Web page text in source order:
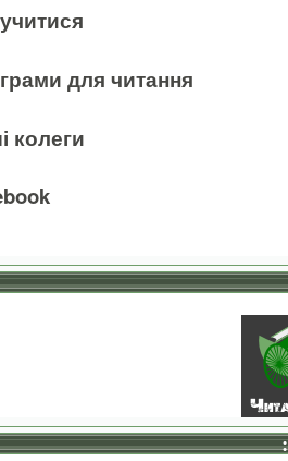
для читання
колеги